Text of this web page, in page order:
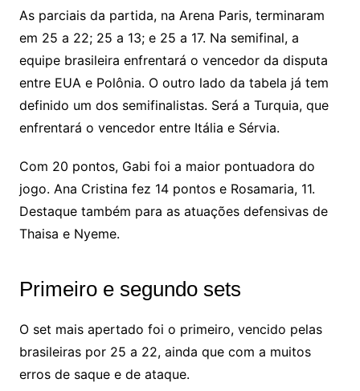
As parciais da partida, na Arena Paris, terminaram
em 25 a 22; 25 a 13; e 25 a 17. Na semifinal, a
equipe brasileira enfrentará o vencedor da disputa
entre EUA e Polônia. O outro lado da tabela já tem
definido um dos semifinalistas. Será a Turquia, que
enfrentará o vencedor entre Itália e Sérvia.
Com 20 pontos, Gabi foi a maior pontuadora do
jogo. Ana Cristina fez 14 pontos e Rosamaria, 11.
Destaque também para as atuações defensivas de
Thaisa e Nyeme.
Primeiro e segundo sets
O set mais apertado foi o primeiro, vencido pelas
brasileiras por 25 a 22, ainda que com a muitos
erros de saque e de ataque.